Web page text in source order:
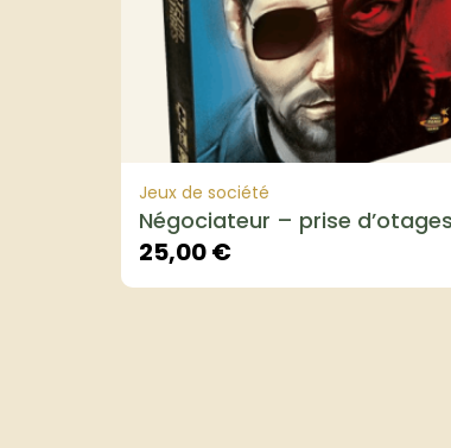
Jeux de société
Négociateur – prise d’otages
25,00€